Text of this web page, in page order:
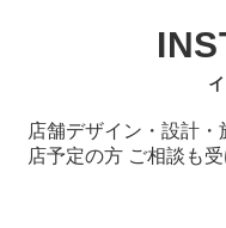
店舗デザイン・設計
店予定の方 ご相談も